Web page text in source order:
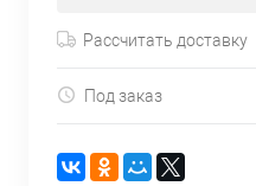
Рассчитать доставку
Под заказ